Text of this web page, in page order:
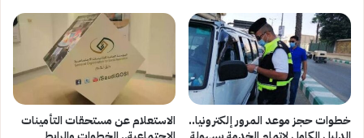
خطوات حجز موعد المرور إلكترونيا..
الاستعلام عن مستحقات التأمينات